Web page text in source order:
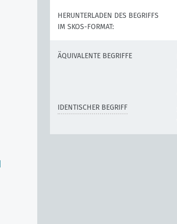
HERUNTERLADEN DES BEGRIFFS
IM SKOS-FORMAT:
ÄQUIVALENTE BEGRIFFE
IDENTISCHER BEGRIFF